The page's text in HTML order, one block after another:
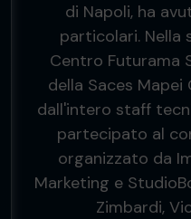
di Napoli, ha
particolari. Nella
Centro Futurama
della Saces
dall'intero staff
partecipato al
organizzato da
Marketing e
Zimbardi,